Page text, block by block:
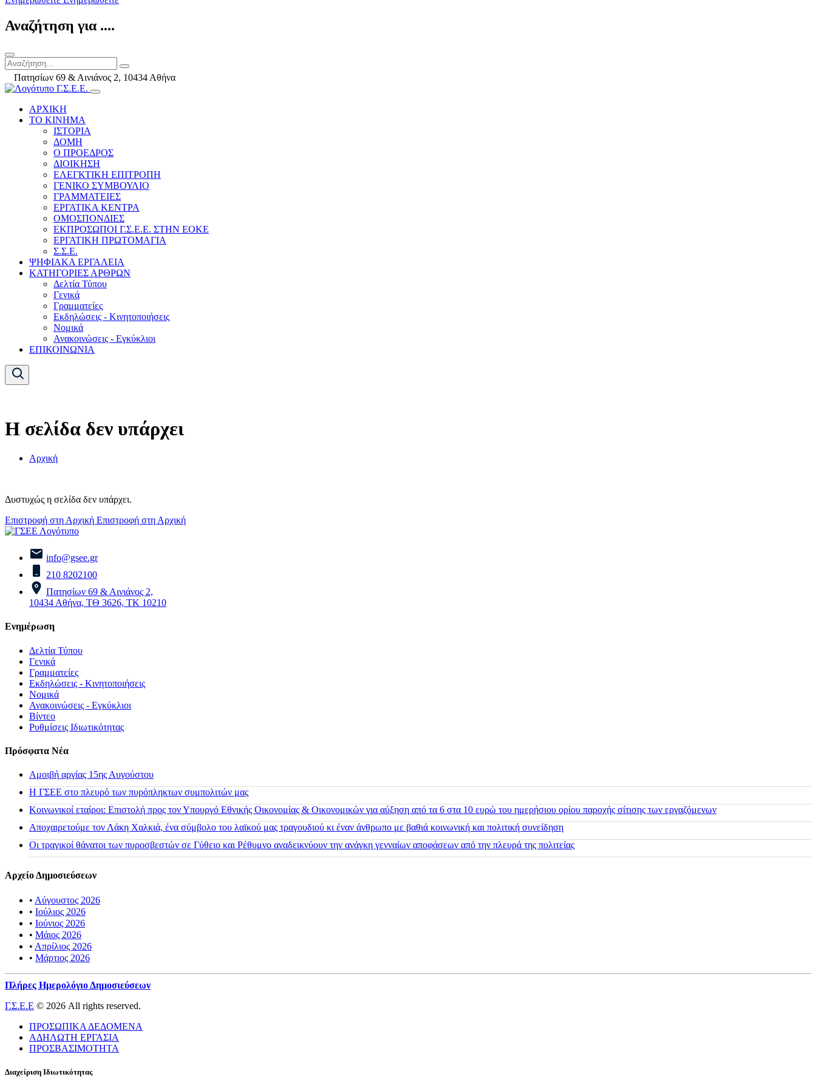
Αναζήτηση για ....
Πατησίων 69 & Αινιάνος 2, 10434 Αθήνα
ΑΡΧΙΚΗ
ΤΟ ΚΙΝΗΜΑ
ΙΣΤΟΡΙΑ
ΔΟΜΗ
Ο ΠΡΟΕΔΡΟΣ
ΔΙΟΙΚΗΣΗ
ΕΛΕΓΚΤΙΚΗ ΕΠΙΤΡΟΠΗ
ΓΕΝΙΚΟ ΣΥΜΒΟΥΛΙΟ
ΓΡΑΜΜΑΤΕΙΕΣ
ΕΡΓΑΤΙΚΑ ΚΕΝΤΡΑ
ΟΜΟΣΠΟΝΔΙΕΣ
ΕΚΠΡΟΣΩΠΟΙ Γ.Σ.Ε.Ε. ΣΤΗΝ ΕΟΚΕ
ΕΡΓΑΤΙΚΗ ΠΡΩΤΟΜΑΓΙΑ
Σ.Σ.Ε.
ΨΗΦΙΑΚΑ ΕΡΓΑΛΕΙΑ
ΚΑΤΗΓΟΡΙΕΣ ΑΡΘΡΩΝ
Δελτία Τύπου
Γενικά
Γραμματείες
Εκδηλώσεις - Κινητοποιήσεις
Νομικά
Ανακοινώσεις - Εγκύκλιοι
ΕΠΙΚΟΙΝΩΝΙΑ
Η σελίδα δεν υπάρχει
Αρχική
Δυστυχώς η σελίδα δεν υπάρχει.
Επιστροφή στη Αρχική Επιστροφή στη Αρχική
info@gsee.gr
210 8202100
Πατησίων 69 & Αινιάνος 2,
10434 Αθήνα, ΤΘ 3626, ΤΚ 10210
Ενημέρωση
Δελτία Τύπου
Γενικά
Γραμματείες
Εκδηλώσεις - Κινητοποιήσεις
Νομικά
Ανακοινώσεις - Εγκύκλιοι
Βίντεο
Ρυθμίσεις Ιδιωτικότητας
Πρόσφατα Νέα
Αμοιβή αργίας 15ης Αυγούστου
H ΓΣΕΕ στο πλευρό των πυρόπληκτων συμπολιτών μας
Κοινωνικοί εταίροι: Επιστολή προς τον Υπουργό Εθνικής Οικονομίας & Οικονομικών για αύξηση από τα 6 στα 10 ευρώ του ημερήσιου ορίου παροχής σίτισης των εργαζόμενων
Αποχαιρετούμε τον Λάκη Χαλκιά, ένα σύμβολο του λαϊκού μας τραγουδιού κι έναν άνθρωπο με βαθιά κοινωνική και πολιτική συνείδηση
Οι τραγικοί θάνατοι των πυροσβεστών σε Γύθειο και Ρέθυμνο αναδεικνύουν την ανάγκη γενναίων αποφάσεων από την πλευρά της πολιτείας
Αρχείο Δημοσιεύσεων
• Αύγουστος 2026
• Ιούλιος 2026
• Ιούνιος 2026
• Μάιος 2026
• Απρίλιος 2026
• Μάρτιος 2026
Πλήρες Ημερολόγιο Δημοσιεύσεων
Γ.Σ.Ε.Ε © 2026 All rights reserved.
ΠΡΟΣΩΠΙΚΑ ΔΕΔΟΜΕΝΑ
ΑΔΗΛΩΤΗ ΕΡΓΑΣΙΑ
ΠΡΟΣΒΑΣΙΜΟΤΗΤΑ
Διαχείριση Ιδιωτικότητας